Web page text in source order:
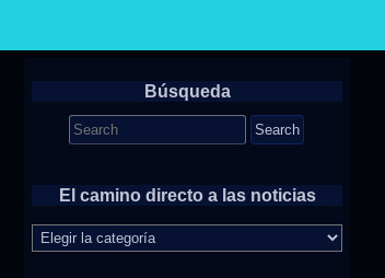
Búsqueda
Search
for:
El camino directo a las noticias
El
camino